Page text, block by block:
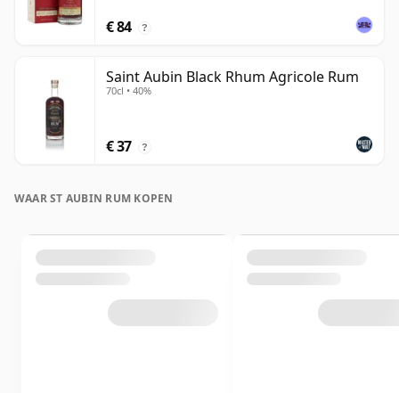
€ 84 ?
Saint Aubin Black Rhum Agricole Rum
70cl • 40%
€ 37 ?
WAAR ST AUBIN RUM KOPEN